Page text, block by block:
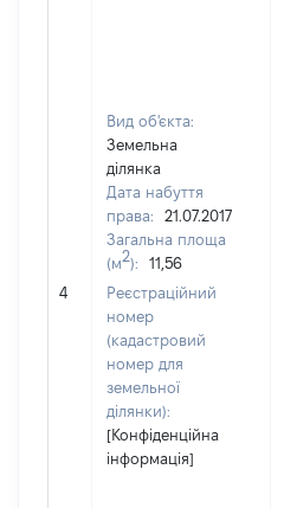
4
Вид об'єкта:
Земельна
ділянка
Дата набуття
права:
21.07.2017
Загальна площа
(м2):
11,56
Реєстраційний
номер
(кадастровий
номер для
земельної
ділянки):
[Конфіденційна
інформація]